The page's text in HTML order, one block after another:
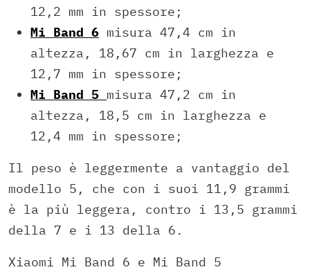
12,2 mm in spessore;
Mi Band 6 misura 47,4 cm in
altezza, 18,67 cm in larghezza e
12,7 mm in spessore;
Mi Band 5 misura 47,2 cm in
altezza, 18,5 cm in larghezza e
12,4 mm in spessore;
Il peso è leggermente a vantaggio del
modello 5, che con i suoi 11,9 grammi
è la più leggera, contro i 13,5 grammi
della 7 e i 13 della 6.
Xiaomi Mi Band 6 e Mi Band 5